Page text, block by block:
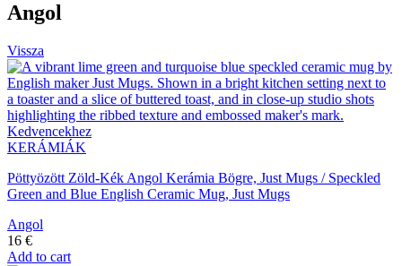
Angol
Vissza
Kedvencekhez
KERÁMIÁK
Pöttyözött Zöld-Kék Angol Kerámia Bögre, Just Mugs / Speckled
Green and Blue English Ceramic Mug, Just Mugs
Angol
16 €
Add to cart